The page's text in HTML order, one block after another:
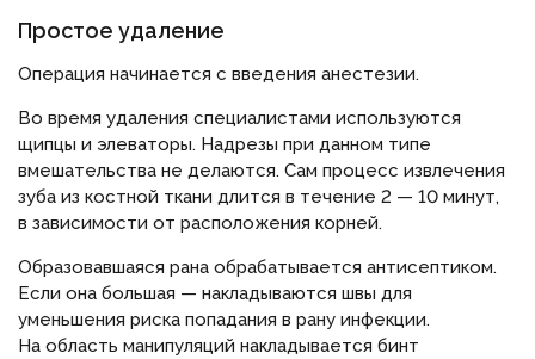
Простое удаление
Операция начинается с введения анестезии.
Во время удаления специалистами используются
щипцы и элеваторы. Надрезы при данном типе
вмешательства не делаются. Сам процесс извлечения
зуба из костной ткани длится в течение 2 — 10 минут,
в зависимости от расположения корней.
Образовавшаяся рана обрабатывается антисептиком.
Если она большая — накладываются швы для
уменьшения риска попадания в рану инфекции.
На область манипуляций накладывается бинт